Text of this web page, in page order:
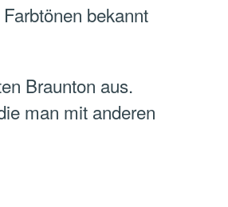
bekannt
Braunton aus.
man mit anderen